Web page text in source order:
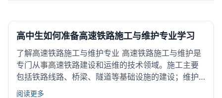
高中生如何准备高速铁路施工与维护专业学习
了解高速铁路施工与维护专业 高速铁路施工与维护是
专门从事高速铁路建设和运维的技术领域。施工主要
包括铁路线路、桥梁、隧道等基础设施的建设；维护
则保障运行安全与设备正常。高速铁路作为现代交通
阅读更多